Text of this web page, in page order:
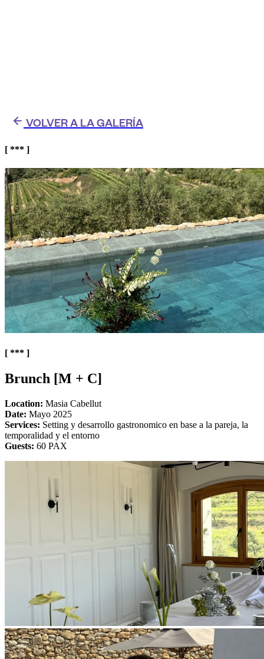
VOLVER A LA GALERÍA
[ *** ]
[ *** ]
Brunch [M + C]
Location: Masia Cabellut
Date: Mayo 2025
Services: Setting y desarrollo gastronomico en base a la pareja, la
temporalidad y el entorno
Guests: 60 PAX